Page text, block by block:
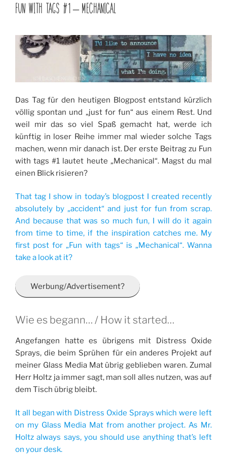
AM
FUN WITH TAGS #1 – MECHANICAL
Das Tag für den heutigen Blogpost entstand kürzlich
völlig spontan und „just for fun“ aus einem Rest. Und
weil mir das so viel Spaß gemacht hat, werde ich
künftig in loser Reihe immer mal wieder solche Tags
machen, wenn mir danach ist. Der erste Beitrag zu Fun
with tags #1 lautet heute „Mechanical“. Magst du mal
einen Blick risieren?
That tag I show in today’s blogpost I created recently
absolutely by „accident“ and just for fun from scrap.
And because that was so much fun, I will do it again
from time to time, if the inspiration catches me. My
first post for „Fun with tags“ is „Mechanical“. Wanna
take a look at it?
Werbung/Advertisement?
Wie es begann… / How it started…
Angefangen hatte es übrigens mit Distress Oxide
Sprays, die beim Sprühen für ein anderes Projekt auf
meiner Glass Media Mat übrig geblieben waren. Zumal
Herr Holtz ja immer sagt, man soll alles nutzen, was auf
dem Tisch übrig bleibt.
It all began with Distress Oxide Sprays which were left
on my Glass Media Mat from another project. As Mr.
Holtz always says, you should use anything that’s left
on your desk.